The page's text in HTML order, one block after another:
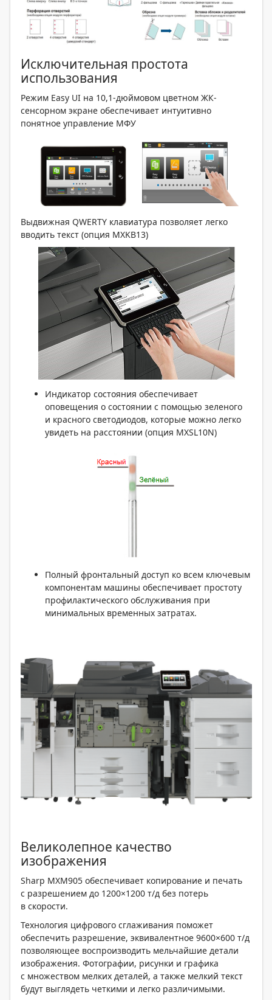
Исключительная простота
использования
Режим Easy UI на 10,1-дюймовом цветном ЖК-
сенсорном экране обеспечивает интуитивно
понятное управление МФУ
Выдвижная QWERTY клавиатура позволяет легко
вводить текст (опция MXKB13)
Индикатор состояния обеспечивает
оповещения о состоянии с помощью зеленого
и красного светодиодов, которые можно легко
увидеть на расстоянии (опция MXSL10N)
Полный фронтальный доступ ко всем ключевым
компонентам машины обеспечивает простоту
профилактического обслуживания при
минимальных временных затратах.
Великолепное качество
изображения
Sharp MXM905 обеспечивает копирование и печать
с разрешением до 1200×1200 т/д без потерь
в скорости.
Технология цифрового сглаживания поможет
обеспечить разрешение, эквивалентное 9600×600 т/д
позволяющее воспроизводить мельчайшие детали
изображения. Фотографии, рисунки и графика
с множеством мелких деталей, а также мелкий текст
будут выглядеть четкими и легко различимыми.